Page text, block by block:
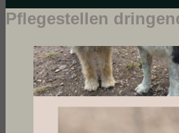
Pflegestellen